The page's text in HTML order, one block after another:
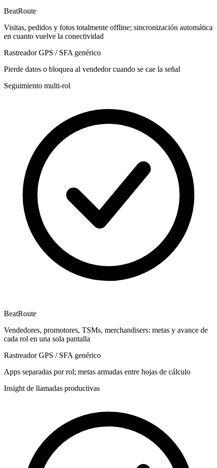
BeatRoute
Visitas, pedidos y fotos totalmente offline; sincronización automática
en cuanto vuelve la conectividad
Rastreador GPS / SFA genérico
Pierde datos o bloquea al vendedor cuando se cae la señal
Seguimiento multi-rol
BeatRoute
Vendedores, promotores, TSMs, merchandisers: metas y avance de
cada rol en una sola pantalla
Rastreador GPS / SFA genérico
Apps separadas por rol; metas armadas entre hojas de cálculo
Insight de llamadas productivas